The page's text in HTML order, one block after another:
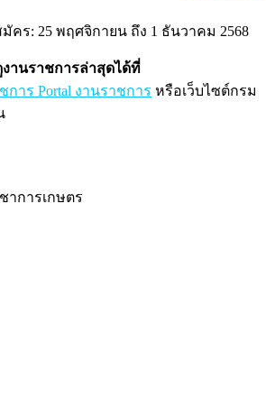
คร: 25 พฤศจิกายน ถึง 1 ธันวาคม 2568
านราชการล่าสุดได้ที่
าร Portal งานราชการ หรือเว็บไซต์กรม